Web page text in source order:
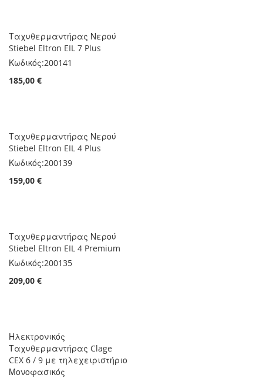
Ταχυθερμαντήρας Νερού
Stiebel Eltron EIL 7 Plus
Κωδικός:200141
185,00 €
Ταχυθερμαντήρας Νερού
Stiebel Eltron EIL 4 Plus
Κωδικός:200139
159,00 €
Ταχυθερμαντήρας Νερού
Stiebel Eltron EIL 4 Premium
Κωδικός:200135
209,00 €
Ηλεκτρονικός
Ταχυθερμαντήρας Clage
CEX 6 / 9 με τηλεχειριστήριο
Μονοφασικός